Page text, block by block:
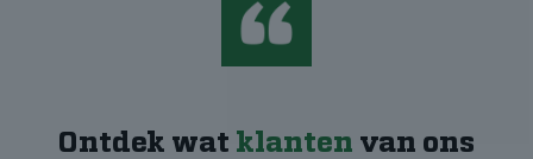
Ontdek wat klanten van ons